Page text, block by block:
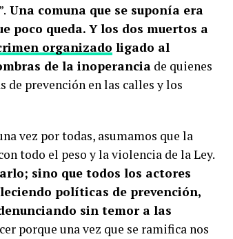
Una comuna que se suponía era
poco queda. Y los dos muertos a
organizado ligado al
de la inoperancia de quienes
de prevención en las calles y los
vez por todas, asumamos que la
todo el peso y la violencia de la Ley.
sino que todos los actores
políticas de prevención,
sin temor a las
porque una vez que se ramifica nos